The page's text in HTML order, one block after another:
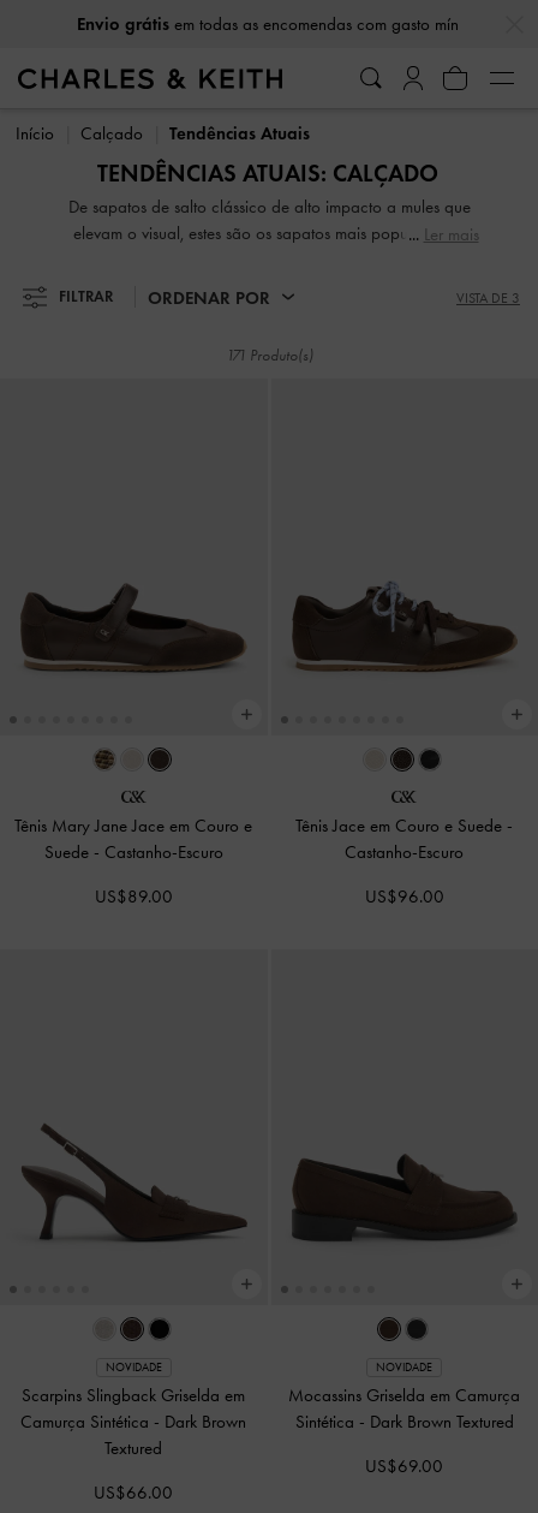
Envio grátisem todas as encomendas com gasto mín
Envio grátisem todas as encomendas com gasto mín
Início Calçado Tendências Atuais
TENDÊNCIAS ATUAIS: CALÇADO
De sapatos de salto clássico de alto impacto a mules que
elevam o visual, estes são os sapatos mais populares do
estação e descubra a nossa seleção para encontrar os
melhores sapatos para adicionar ao seu arsenal de moda.
de tendências mais recentes não podem ser perdidos.
Ler mais
FILTRAR ORDENAR POR VISTA DE 3
171 Produto(s)
Tênis Mary Jane Jace em Couro e
Suede - Castanho-Escuro
US$89.00
Tênis Jace em Couro e Suede -
Castanho-Escuro
US$96.00
NOVIDADE
Scarpins Slingback Griselda em
Camurça Sintética - Dark Brown
Textured
US$66.00
NOVIDADE
Mocassins Griselda em Camurça
Sintética - Dark Brown Textured
US$69.00